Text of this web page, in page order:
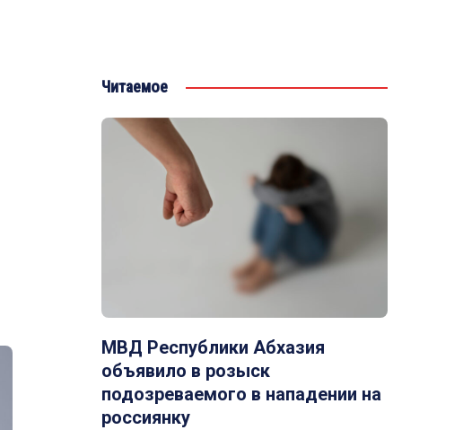
Читаемое
МВД Республики Абхазия
объявило в розыск
подозреваемого в нападении на
россиянку